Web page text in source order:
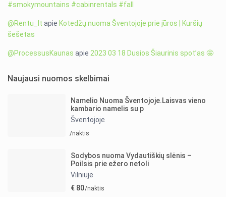
#smokymountains #cabinrentals #fall
@Rentu_lt apie Kotedžų nuoma Šventojoje prie jūros | Kuršių
šešetas
@ProcessusKaunas apie 2023 03 18 Dusios Šiaurinis spot’as 🤩
Naujausi nuomos skelbimai
Namelio Nuoma Šventojoje.Laisvas vieno
kambario namelis su p
Šventojoje
/naktis
Sodybos nuoma Vydautiškių slėnis –
Poilsis prie ežero netoli
Vilniuje
€ 80/naktis